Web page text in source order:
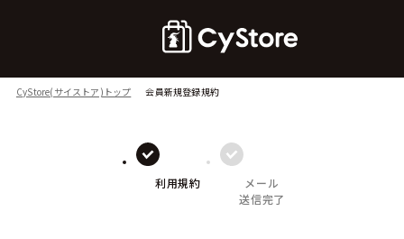
CyStore(サイストア)トップ 会員新規登録規約
利用規約
メール
送信完了